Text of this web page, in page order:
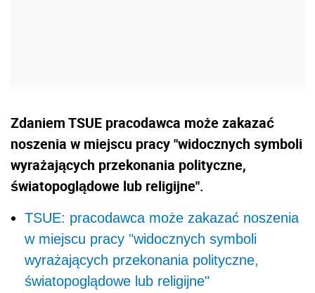
Zdaniem TSUE pracodawca może zakazać
noszenia w miejscu pracy "widocznych symboli
wyrażających przekonania polityczne,
światopoglądowe lub religijne".
TSUE: pracodawca może zakazać noszenia
w miejscu pracy "widocznych symboli
wyrażających przekonania polityczne,
światopoglądowe lub religijne"